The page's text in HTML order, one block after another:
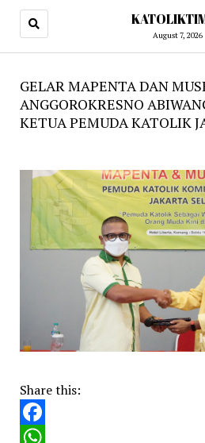
August 7, 2026
GELAR MAPENTA DAN
ANGGOROKRESNO
KETUA PEMUDA KATOLIK
Share this:
Facebook